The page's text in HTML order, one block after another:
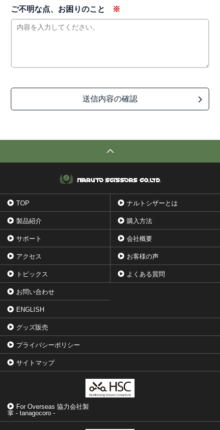
ご不明な点、 お困りのこと
TOP ナルトシザーとは
製品紹介 購入方法
サポート 会社概要
アクセス お客様の声
トピックス よくある質問
お問い合わせ
ENGLISH
グッズ販売
プライバシーポリシー
サイトマップ
For Overseas 協力会社製
掌 - tanagocoro -